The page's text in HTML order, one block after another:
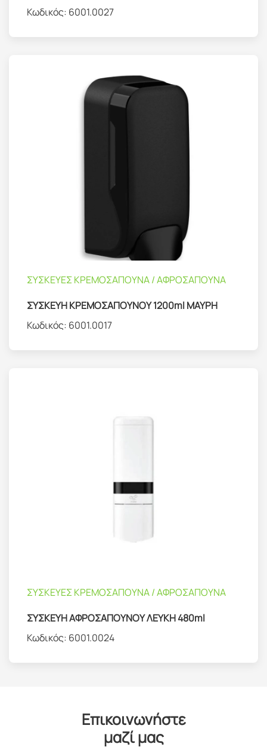
Κωδικός: 6001.0027
ΣΥΣΚΕΥΕΣ ΚΡΕΜΟΣΑΠΟΥΝΑ / ΑΦΡΟΣΑΠΟΥΝΑ
ΣΥΣΚΕΥΗ ΚΡΕΜΟΣΑΠΟΥΝΟΥ 1200ml ΜΑΥΡΗ
Κωδικός: 6001.0017
ΣΥΣΚΕΥΕΣ ΚΡΕΜΟΣΑΠΟΥΝΑ / ΑΦΡΟΣΑΠΟΥΝΑ
ΣΥΣΚΕΥΗ ΑΦΡΟΣΑΠΟΥΝΟΥ ΛΕΥΚΗ 480ml
Κωδικός: 6001.0024
Επικοινωνήστε
μαζί μας